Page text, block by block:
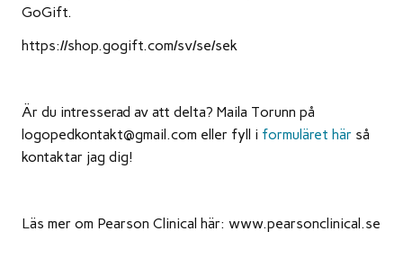
GoGift.
https://shop.gogift.com/sv/se/sek
Är du intresserad av att delta? Maila Torunn på
logopedkontakt@gmail.com eller fyll i formuläret här så
kontaktar jag dig!
Läs mer om Pearson Clinical här: www.pearsonclinical.se